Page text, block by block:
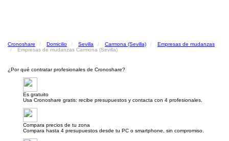
Cronoshare Domicilio Sevilla Carmona (Sevilla)
Empresas de mudanzas
Empresas de mudanzas Carmona (Sevilla)
¿Por qué contratar profesionales de Cronoshare?
Es gratuito
Usa Cronoshare gratis: recibe presupuestos y contacta con 4 profesionales.
Compara precios de tu zona
Compara hasta 4 presupuestos desde tu PC o smartphone, sin compromiso.